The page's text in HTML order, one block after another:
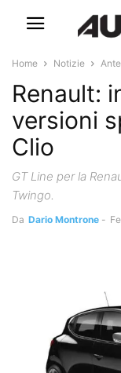
Home Notizie
Renault:
versioni
Clio
GT Line per la
Twingo.
Da Dario Montrone -